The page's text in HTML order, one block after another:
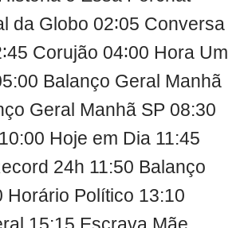
da Globo 02∶05 Conversa
Corujão 04∶00 Hora Um
Balanço Geral Manhã
Geral Manhã SP 08:30
Hoje em Dia 11:45
24h 11:50 Balanço
Horário Político 13:10